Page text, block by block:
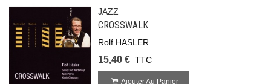
JAZZ
CROSSWALK
Rolf HASLER
15,40 € TTC
Ajouter Au Panier